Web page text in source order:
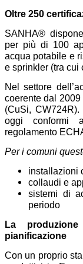
Oltre 250
SANHA®
per più di 100
acqua potabile e
e sprinkler (tra cui
Nel settore
coerente dal
(CuSi,
oggi conformi
regolamento
Per i comuni
installazioni
collaudi e
sistemi di
periodo
La
pianificazione
Con un proprio